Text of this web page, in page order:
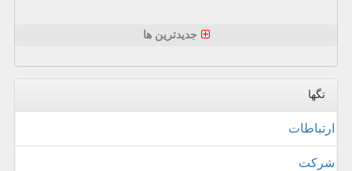
جدیدترین ها
تگها
ارتباطات
شركت